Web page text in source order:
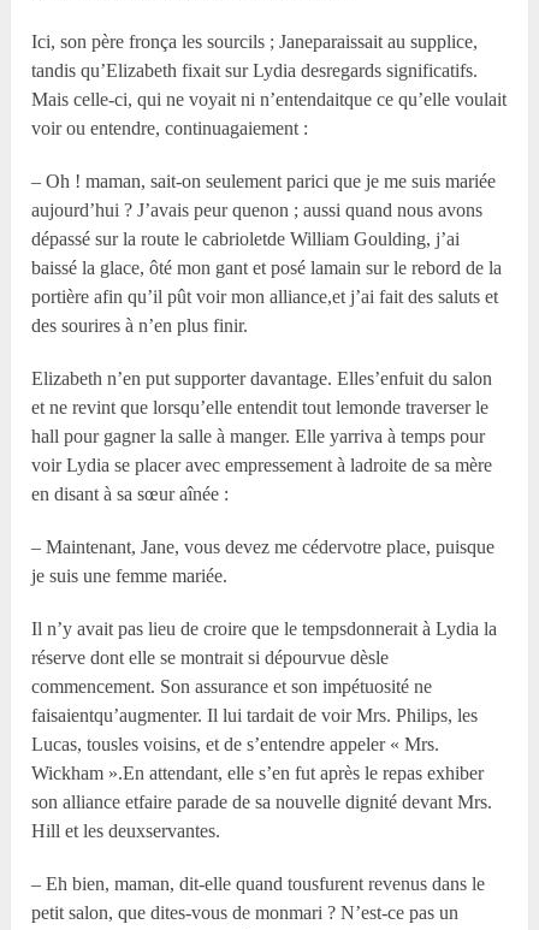
Ici, son père fronça les sourcils ; Janeparaissait au supplice,
tandis qu’Elizabeth fixait sur Lydia desregards significatifs.
Mais celle-ci, qui ne voyait ni n’entendaitque ce qu’elle voulait
voir ou entendre, continuagaiement :
– Oh ! maman, sait-on seulement parici que je me suis mariée
aujourd’hui ? J’avais peur quenon ; aussi quand nous avons
dépassé sur la route le cabrioletde William Goulding, j’ai
baissé la glace, ôté mon gant et posé lamain sur le rebord de la
portière afin qu’il pût voir mon alliance,et j’ai fait des saluts et
des sourires à n’en plus finir.
Elizabeth n’en put supporter davantage. Elles’enfuit du salon
et ne revint que lorsqu’elle entendit tout lemonde traverser le
hall pour gagner la salle à manger. Elle yarriva à temps pour
voir Lydia se placer avec empressement à ladroite de sa mère
en disant à sa sœur aînée :
– Maintenant, Jane, vous devez me cédervotre place, puisque
je suis une femme mariée.
Il n’y avait pas lieu de croire que le tempsdonnerait à Lydia la
réserve dont elle se montrait si dépourvue dèsle
commencement. Son assurance et son impétuosité ne
faisaientqu’augmenter. Il lui tardait de voir Mrs. Philips, les
Lucas, tousles voisins, et de s’entendre appeler « Mrs.
Wickham ».En attendant, elle s’en fut après le repas exhiber
son alliance etfaire parade de sa nouvelle dignité devant Mrs.
Hill et les deuxservantes.
– Eh bien, maman, dit-elle quand tousfurent revenus dans le
petit salon, que dites-vous de monmari ? N’est-ce pas un